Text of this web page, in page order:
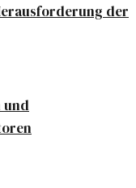
der
und